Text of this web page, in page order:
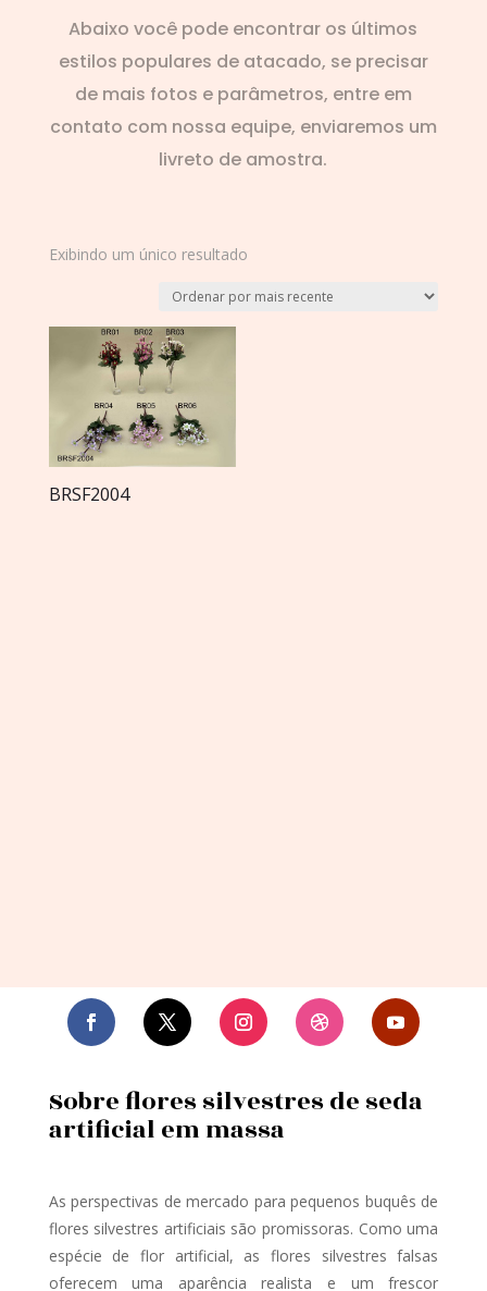
Abaixo você pode encontrar os últimos
estilos populares de atacado, se precisar
de mais fotos e parâmetros, entre em
contato com nossa equipe, enviaremos um
livreto de amostra.
Exibindo um único resultado
BRSF2004
Sobre flores silvestres de seda
artificial em massa
As perspectivas de mercado para pequenos buquês de
flores silvestres artificiais são promissoras. Como uma
espécie de flor artificial, as flores silvestres falsas
oferecem uma aparência realista e um frescor